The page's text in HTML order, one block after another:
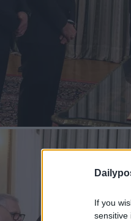
If you
sensitive